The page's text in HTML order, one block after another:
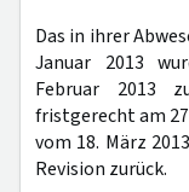
Das in ihrer
Januar 2013
Februar 2013
fristgerecht am
vom 18. März
Revision zurück.